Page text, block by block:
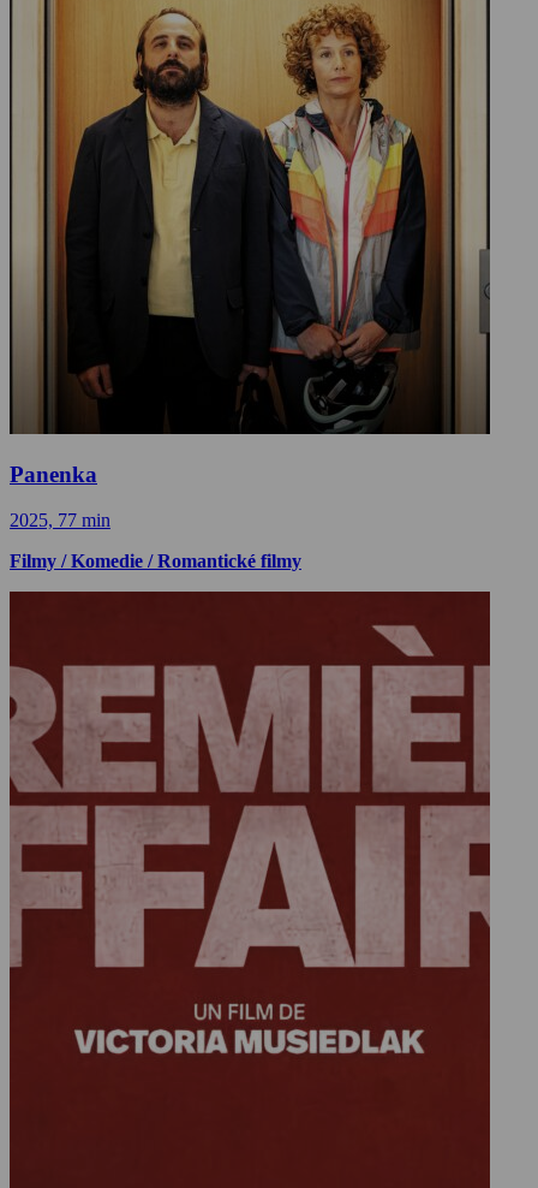
Panenka
2025, 77 min
Filmy / Komedie / Romantické filmy